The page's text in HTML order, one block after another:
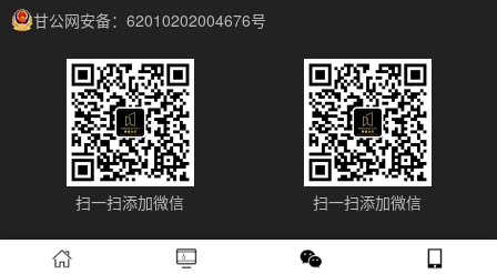
甘公网安备：62010202004676号
扫一扫添加微信 扫一扫添加微信